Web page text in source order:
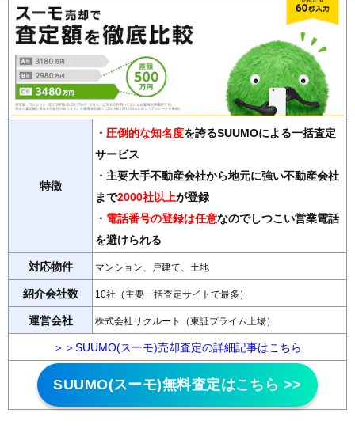
特徴
・ 圧倒的な知名度を誇るSUUMOによる一括査定
サービス
・主要大手不動産会社から地元に強い不動産会社
まで2000社以上が登録
・ 電話番号の登録は任意なのでしつこい営業電話
を避けられる
対応物件 マンション、戸建て、土地
紹介会社数 10社（主要一括査定サイトで最多）
運営会社 株式会社リクルート（東証プライム上場）
＞＞SUUMO(スーモ)売却査定の詳細記事はこちら
SUUMO(スーモ)無料査定はこちら >>